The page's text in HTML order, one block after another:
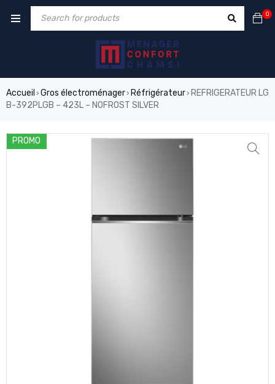
0
Accueil › Gros électroménager› Réfrigérateur› REFRIGERATEUR LG
B-392PLGB – 423L – NOFROST SILVER
PROMO